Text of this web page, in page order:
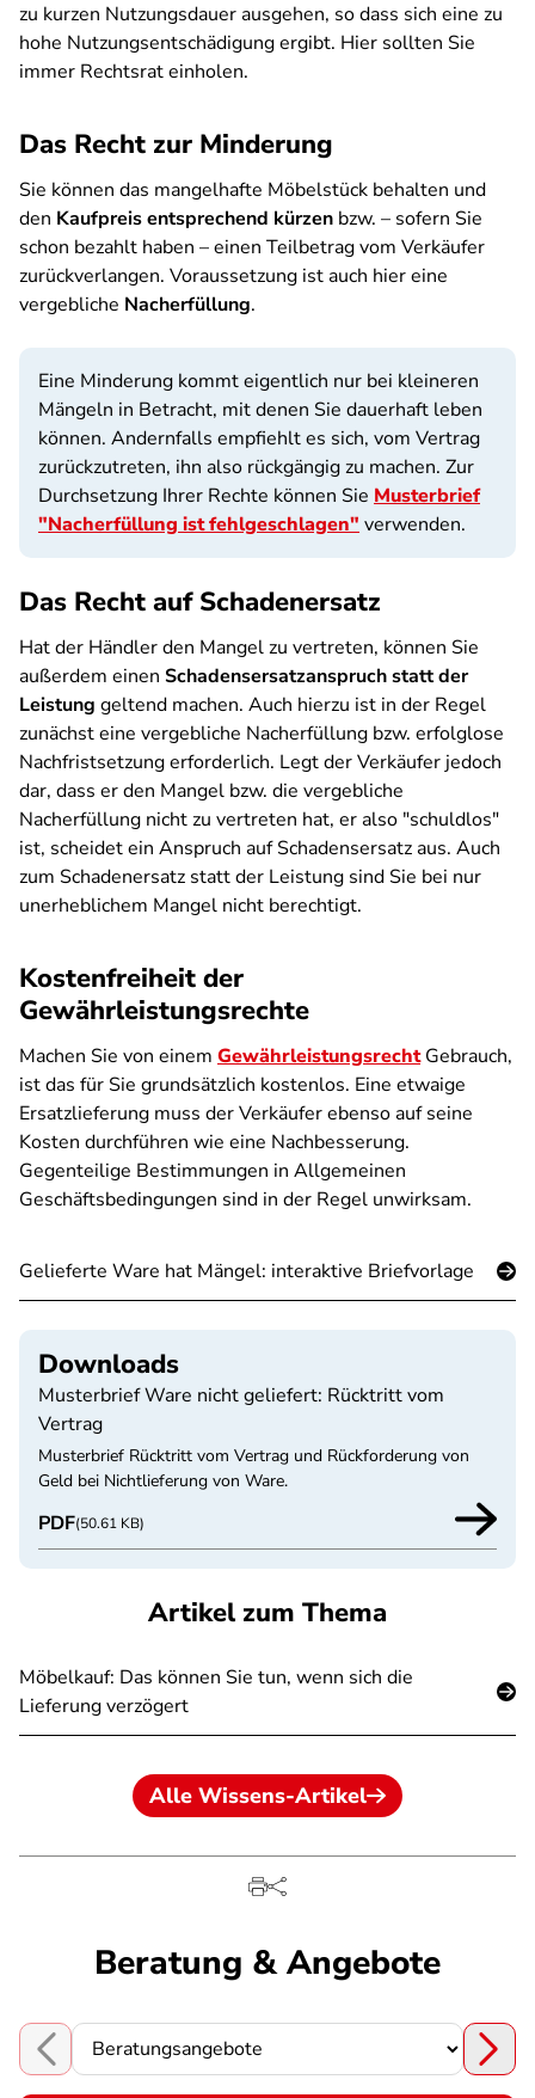
zu kurzen Nutzungsdauer ausgehen, so dass sich eine zu
hohe Nutzungsentschädigung ergibt. Hier sollten Sie
immer Rechtsrat einholen.
Das Recht zur Minderung
Sie können das mangelhafte Möbelstück behalten und
den Kaufpreis entsprechend kürzen bzw. – sofern Sie
schon bezahlt haben – einen Teilbetrag vom Verkäufer
zurückverlangen. Voraussetzung ist auch hier eine
vergebliche Nacherfüllung.
Eine Minderung kommt eigentlich nur bei kleineren
Mängeln in Betracht, mit denen Sie dauerhaft leben
können. Andernfalls empfiehlt es sich, vom Vertrag
zurückzutreten, ihn also rückgängig zu machen. Zur
Durchsetzung Ihrer Rechte können Sie Musterbrief
"Nacherfüllung ist fehlgeschlagen" verwenden.
Das Recht auf Schadenersatz
Hat der Händler den Mangel zu vertreten, können Sie
außerdem einen Schadensersatzanspruch statt der
Leistung geltend machen. Auch hierzu ist in der Regel
zunächst eine vergebliche Nacherfüllung bzw. erfolglose
Nachfristsetzung erforderlich. Legt der Verkäufer jedoch
dar, dass er den Mangel bzw. die vergebliche
Nacherfüllung nicht zu vertreten hat, er also "schuldlos"
ist, scheidet ein Anspruch auf Schadensersatz aus. Auch
zum Schadenersatz statt der Leistung sind Sie bei nur
unerheblichem Mangel nicht berechtigt.
Kostenfreiheit der
Gewährleistungsrechte
Machen Sie von einem GewährleistungsrechtGebrauch,
ist das für Sie grundsätzlich kostenlos. Eine etwaige
Ersatzlieferung muss der Verkäufer ebenso auf seine
Kosten durchführen wie eine Nachbesserung.
Gegenteilige Bestimmungen in Allgemeinen
Geschäftsbedingungen sind in der Regel unwirksam.
Gelieferte Ware hat Mängel: interaktive Briefvorlage
Downloads
Musterbrief Ware nicht geliefert: Rücktritt vom
Vertrag
Musterbrief Rücktritt vom Vertrag und Rückforderung von
Geld bei Nichtlieferung von Ware.
PDF(50.61 KB)
Artikel zum Thema
Möbelkauf: Das können Sie tun, wenn sich die
Lieferung verzögert
Alle Wissens-Artikel
Beratung & Angebote
Choose a section